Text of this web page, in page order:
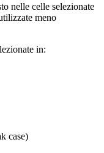
nelle celle selezionate
meno
in:
case)